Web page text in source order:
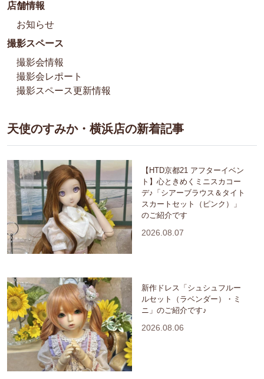
店舗情報
お知らせ
撮影スペース
撮影会情報
撮影会レポート
撮影スペース更新情報
天使のすみか・横浜店の新着記事
【HTD京都21 アフターイベン
ト】心ときめくミニスカコー
デ♪「シアーブラウス＆タイト
スカートセット（ピンク）」
のご紹介です
2026.08.07
新作ドレス「シュシュフルー
ルセット（ラベンダー）・ミ
ニ」のご紹介です♪
2026.08.06